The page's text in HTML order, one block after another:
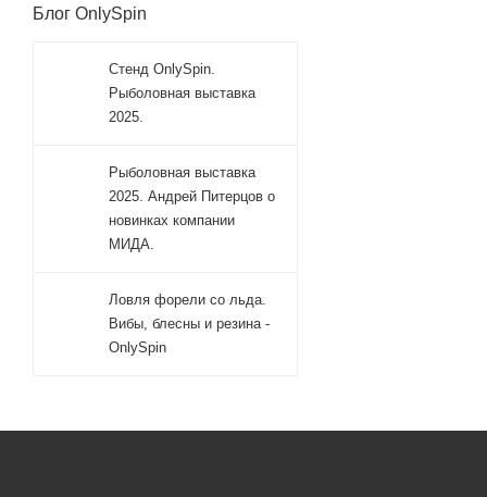
Блог OnlySpin
Стенд OnlySpin.
Рыболовная выставка
2025.
Рыболовная выставка
2025. Андрей Питерцов о
новинках компании
МИДА.
Ловля форели со льда.
Вибы, блесны и резина -
OnlySpin